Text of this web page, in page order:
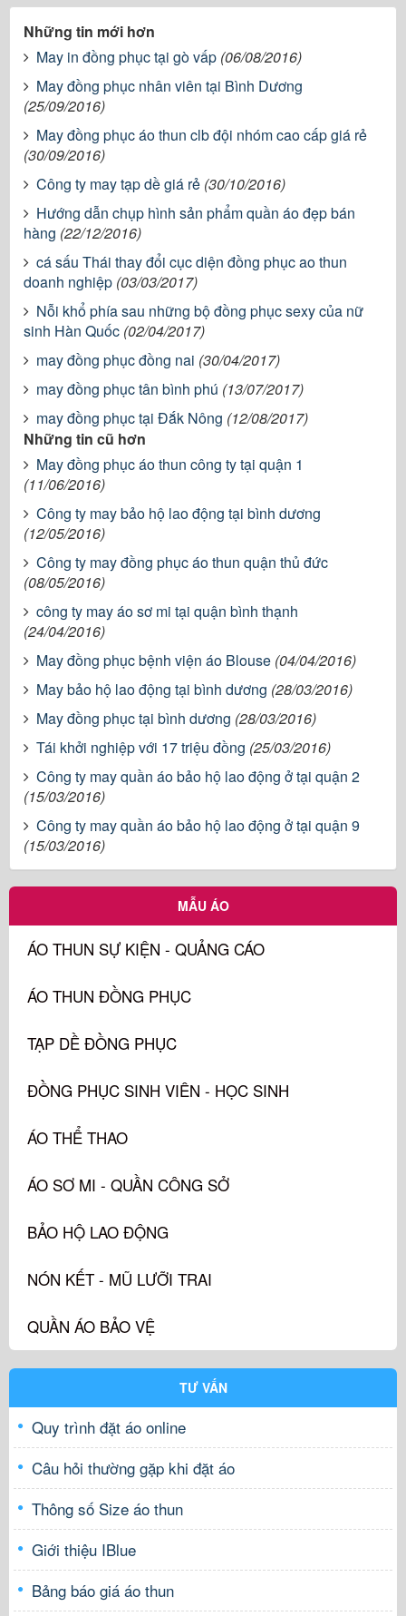
Những tin mới hơn
May in đồng phục tại gò vấp (06/08/2016)
May đồng phục nhân viên tại Bình Dương
(25/09/2016)
May đồng phục áo thun clb đội nhóm cao cấp giá rẻ
(30/09/2016)
Công ty may tạp dề giá rẻ (30/10/2016)
Hướng dẫn chụp hình sản phẩm quần áo đẹp bán
hàng (22/12/2016)
cá sấu Thái thay đổi cục diện đồng phục ao thun
doanh nghiệp (03/03/2017)
Nỗi khổ phía sau những bộ đồng phục sexy của nữ
sinh Hàn Quốc (02/04/2017)
may đồng phục đồng nai (30/04/2017)
may đồng phục tân bình phú (13/07/2017)
may đồng phục tại Đắk Nông (12/08/2017)
Những tin cũ hơn
May đồng phục áo thun công ty tại quận 1
(11/06/2016)
Công ty may bảo hộ lao động tại bình dương
(12/05/2016)
Công ty may đồng phục áo thun quận thủ đức
(08/05/2016)
công ty may áo sơ mi tại quận bình thạnh
(24/04/2016)
May đồng phục bệnh viện áo Blouse (04/04/2016)
May bảo hộ lao động tại bình dương (28/03/2016)
May đồng phục tại bình dương (28/03/2016)
Tái khởi nghiệp với 17 triệu đồng (25/03/2016)
Công ty may quần áo bảo hộ lao động ở tại quận 2
(15/03/2016)
Công ty may quần áo bảo hộ lao động ở tại quận 9
(15/03/2016)
MẪU ÁO
ÁO THUN SỰ KIỆN - QUẢNG CÁO
ÁO THUN ĐỒNG PHỤC
TẠP DỀ ĐỒNG PHỤC
ĐỒNG PHỤC SINH VIÊN - HỌC SINH
ÁO THỂ THAO
ÁO SƠ MI - QUẦN CÔNG SỞ
BẢO HỘ LAO ĐỘNG
NÓN KẾT - MŨ LƯỠI TRAI
QUẦN ÁO BẢO VỆ
TƯ VẤN
Quy trình đặt áo online
Câu hỏi thường gặp khi đặt áo
Thông số Size áo thun
Giới thiệu IBlue
Bảng báo giá áo thun